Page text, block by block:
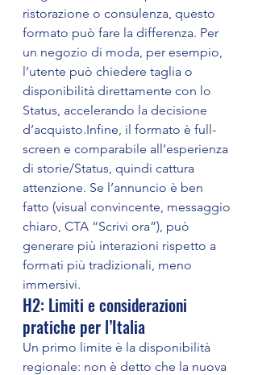
ristorazione o consulenza, questo
formato può fare la differenza. Per
un negozio di moda, per esempio,
l’utente può chiedere taglia o
disponibilità direttamente con lo
Status, accelerando la decisione
d’acquisto.Infine, il formato è full-
screen e comparabile all’esperienza
di storie/Status, quindi cattura
attenzione. Se l’annuncio è ben
fatto (visual convincente, messaggio
chiaro, CTA “Scrivi ora”), può
generare più interazioni rispetto a
formati più tradizionali, meno
immersivi.
H2: Limiti e considerazioni
pratiche per l’Italia
Un primo limite è la disponibilità
regionale: non è detto che la nuova